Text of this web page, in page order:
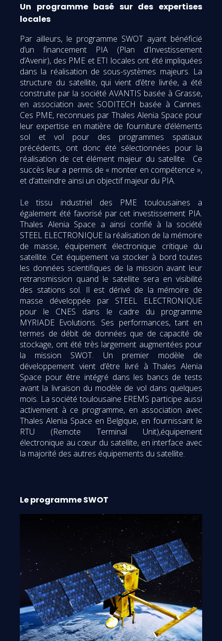
Un programme basé sur des expertises
locales
Par ailleurs, le programme SWOT ayant bénéficié
d’un financement PIA (Plan d’Investissement
d’Avenir), des PME et ETI locales ont été impliquées
dans la réalisation de sous-systèmes majeurs. La
structure du satellite, qui vient d’être livrée, a été
construite par la société AVANTIS basée à Grasse,
en association avec SODITECH basée à Cannes.
Ces PME, reconnues par Thales Alenia Space pour
leur expertise en matière de fourniture d’éléments
sol et vol pour des programmes spatiaux
précédents, ont donc été sélectionnées pour la
réalisation de cet élément majeur du satellite. Ce
succès leur a permis de « monter en compétence »,
et d’atteindre ainsi un objectif majeur du PIA.
Le tissu industriel des PME toulousaines a
également été favorisé par cet investissement PIA.
Thales Alenia Space a ainsi confié à la société
STEEL ELECTRONIQUE la réalisation de la mémoire
de masse, équipement électronique critique du
satellite. Cet équipement va stocker à bord toutes
les données scientifiques de la mission avant leur
retransmission quand le satellite sera en visibilité
des stations sol. Il est dérivé de la mémoire de
masse développée par STEEL ELECTRONIQUE
pour le CNES dans le cadre du programme
MYRIADE Evolutions. Ses performances, tant en
termes de débit de données que de capacité de
stockage, ont été très largement augmentées pour
la mission SWOT. Un premier modèle de
développement vient d’être livré à Thales Alenia
Space pour être intégré dans les bancs de tests
avant la livraison du modèle de vol dans quelques
mois. La société toulousaine EREMS participe aussi
activement à ce programme, en association avec
Thales Alenia Space en Belgique, en fournissant le
RTU (Remote Terminal Unit),équipement
électronique au cœur du satellite, en interface avec
la majorité des autres équipements du satellite.
Le programme SWOT